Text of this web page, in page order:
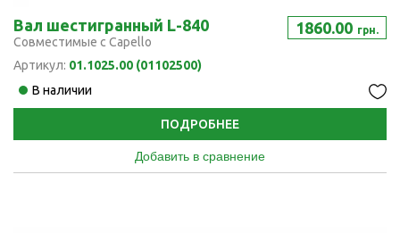
Вал шестигранный L-840
Совместимые с Capello
Артикул: 01.1025.00 (01102500)
1860.00 грн.
В наличии
ПОДРОБНЕЕ
Добавить в сравнение